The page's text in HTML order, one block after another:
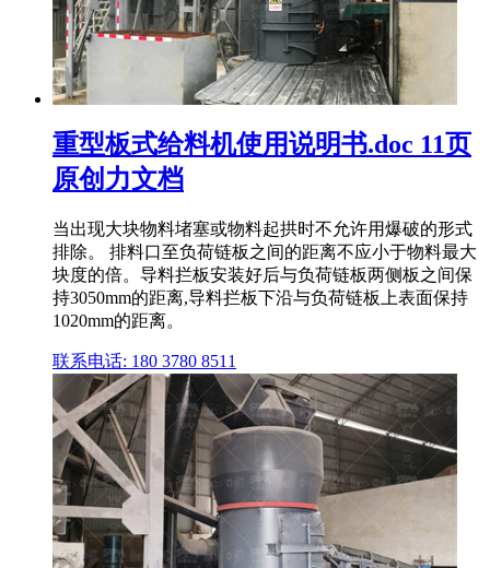
重型板式给料机使用说明书.doc 11页
原创力文档
当出现大块物料堵塞或物料起拱时不允许用爆破的形式
排除。 排料口至负荷链板之间的距离不应小于物料最大
块度的倍。导料拦板安装好后与负荷链板两侧板之间保
持3050mm的距离,导料拦板下沿与负荷链板上表面保持
1020mm的距离。
联系电话: 180 3780 8511